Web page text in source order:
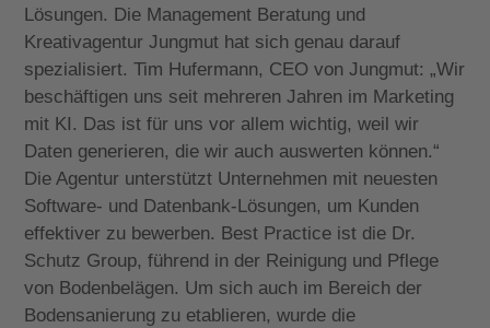
Lösungen. Die Management Beratung und
Kreativagentur Jungmut hat sich genau darauf
spezialisiert. Tim Hufermann, CEO von Jungmut: „Wir
beschäftigen uns seit mehreren Jahren im Marketing
mit KI. Das ist für uns vor allem wichtig, weil wir
Daten generieren, die wir auch auswerten können.“
Die Agentur unterstützt Unternehmen mit neuesten
Software- und Datenbank-Lösungen, um Kunden
effektiver zu bewerben. Best Practice ist die Dr.
Schutz Group, führend in der Reinigung und Pflege
von Bodenbelägen. Um sich auch im Bereich der
Bodensanierung zu etablieren, wurde die